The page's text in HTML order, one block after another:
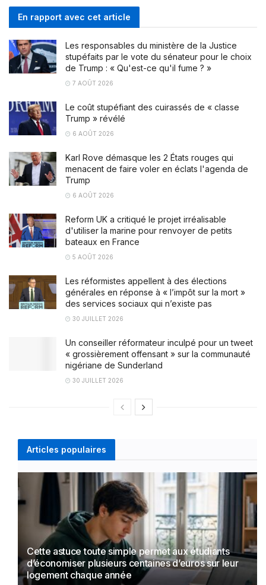
En rapport avec cet article
Les responsables du ministère de la Justice
stupéfaits par le vote du sénateur pour le choix
de Trump : « Qu'est-ce qu'il fume ? »
7 AOÛT 2026
Le coût stupéfiant des cuirassés de « classe
Trump » révélé
6 AOÛT 2026
Karl Rove démasque les 2 États rouges qui
menacent de faire voler en éclats l'agenda de
Trump
6 AOÛT 2026
Reform UK a critiqué le projet irréalisable
d'utiliser la marine pour renvoyer de petits
bateaux en France
5 AOÛT 2026
Les réformistes appellent à des élections
générales en réponse à « l’impôt sur la mort »
des services sociaux qui n’existe pas
30 JUILLET 2026
Un conseiller réformateur inculpé pour un tweet
« grossièrement offensant » sur la communauté
nigériane de Sunderland
30 JUILLET 2026
Articles populaires
Cette astuce toute simple permet aux étudiants
d’économiser plusieurs centaines d’euros sur leur
logement chaque année